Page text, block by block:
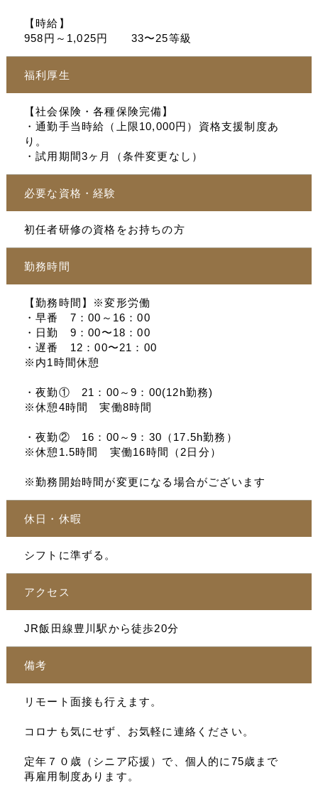
【時給】
958円～1,025円 33〜25等級
福利厚生
【社会保険・各種保険完備】
・通勤手当時給（上限10,000円）資格支援制度あ
り。
・試用期間3ヶ月（条件変更なし）
必要な資格・経験
初任者研修の資格をお持ちの方
勤務時間
【勤務時間】※変形労働
・早番 7：00～16：00
・日勤 9：00〜18：00
・遅番 12：00〜21：00
※内1時間休憩
・夜勤① 21：00～9：00(12h勤務)
※休憩4時間 実働8時間
・夜勤② 16：00～9：30（17.5h勤務）
※休憩1.5時間 実働16時間（2日分）
※勤務開始時間が変更になる場合がございます
休日・休暇
シフトに準ずる。
アクセス
JR飯田線豊川駅から徒歩20分
備考
リモート面接も行えます。
コロナも気にせず、お気軽に連絡ください。
定年７０歳（シニア応援）で、個人的に75歳まで
再雇用制度あります。